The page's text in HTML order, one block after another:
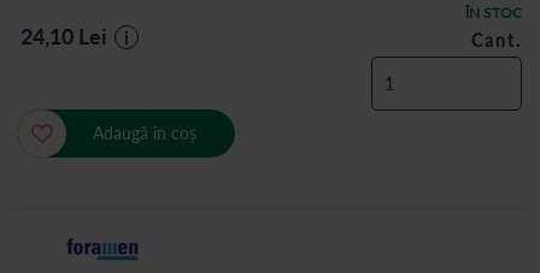
ÎN STOC
24,10 Lei i Cant.
Adaugă în coș